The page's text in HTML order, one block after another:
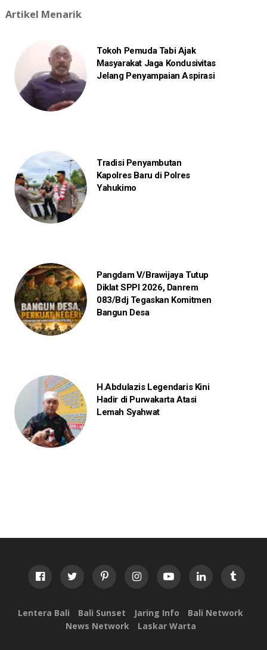
Artikel Menarik
Tokoh Pemuda Tabi Ajak
Masyarakat Jaga Kondusivitas
Jelang Penyampaian Aspirasi
Tradisi Penyambutan
Kapolres Baru di Polres
Yahukimo
Pangdam V/Brawijaya Tutup
Diklat SPPI 2026, Danrem
083/Bdj Tegaskan Komitmen
Bangun Desa
H.Abdulazis Legendaris Kini
Hadir di Purwakarta Atasi
Lemah Syahwat
Lentera Bali Bali Sunset Jaring Info
Bali Network
News Network
Laskar Warta